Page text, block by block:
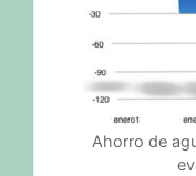
Ahorro de